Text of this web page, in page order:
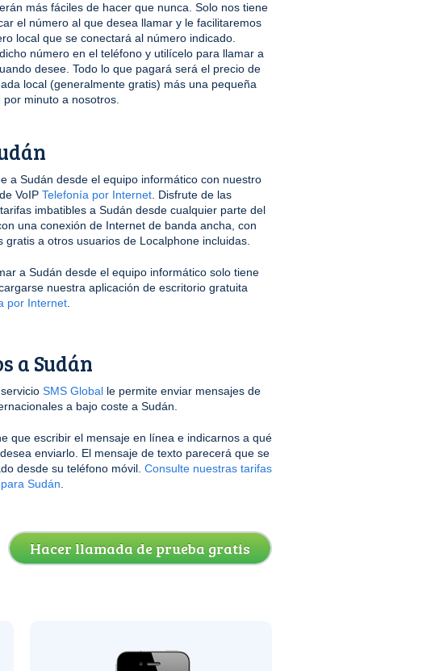
más fáciles de hacer que nunca. Solo nos tiene
el número al que desea llamar y le facilitaremos
local que se conectará al número indicado.
número en el teléfono y utilícelo para llamar a
desee. Todo lo que pagará será el precio de
local (generalmente gratis) más una pequeña
por minuto a nosotros.
a Sudán desde el equipo informático con nuestro
VoIP Telefonía por Internet . Disfrute de las
imbatibles a Sudán desde cualquier parte del
una conexión de Internet de banda ancha, con
gratis a otros usuarios de Localphone incluidas.
a Sudán desde el equipo informático solo tiene
nuestra aplicación de escritorio gratuita
por Internet
a Sudán
SMS Global le permite enviar mensajes de
a bajo coste a Sudán.
que escribir el mensaje en línea e indicarnos a qué
enviarlo. El mensaje de texto parecerá que se
desde su teléfono móvil. Consulte nuestras tarifas
Sudán
Hacer llamada de prueba gratis